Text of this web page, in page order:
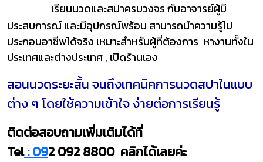
เรียนนวดและสปาครบวงจร กับอาจารย์ผู้มี
ประสบการณ์ และมีอุปกรณ์พร้อม สามารถนำความรู้ไป
ประกอบอาชีพได้จริง เหมาะสำหรับผู้ที่ต้องการ หางานทั้งใน
ประเทศและต่างประเทศ , เปิดร้านเอง
สอนนวดระยะสั้น จนถึงเทคนิคการนวดสปาในแบบ
ต่าง ๆ โดยใช้ความเข้าใจ ง่ายต่อการเรียนรู้
ติดต่อสอบถามเพิ่มเติมได้ที่
Tel: 092 092 8800 คลิกได้เลยค่ะ